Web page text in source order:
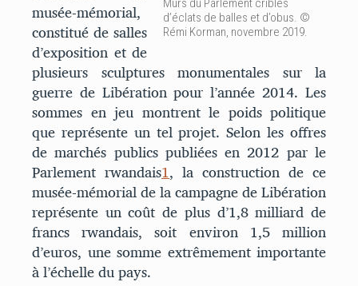
Murs du Parlement criblés
d’éclats de balles et d’obus. ©
Rémi Korman, novembre 2019.
musée-mémorial,
constitué de salles
d’exposition et de
plusieurs sculptures monumentales sur la
guerre de Libération pour l’année 2014. Les
sommes en jeu montrent le poids politique
que représente un tel projet. Selon les offres
de marchés publics publiées en 2012 par le
Parlement rwandais1, la construction de ce
musée-mémorial de la campagne de Libération
représente un coût de plus d’1,8 milliard de
francs rwandais, soit environ 1,5 million
d’euros, une somme extrêmement importante
à l’échelle du pays.